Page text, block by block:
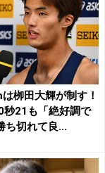
栁田大輝が制す！
秒21も「絶好調で
ち切れて良...